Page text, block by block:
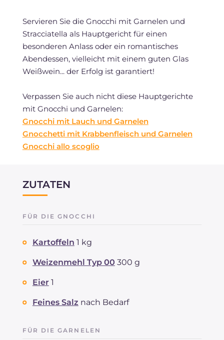
Servieren Sie die Gnocchi mit Garnelen und
Stracciatella als Hauptgericht für einen
besonderen Anlass oder ein romantisches
Abendessen, vielleicht mit einem guten Glas
Weißwein... der Erfolg ist garantiert!
Verpassen Sie auch nicht diese Hauptgerichte
mit Gnocchi und Garnelen:
Gnocchi mit Lauch und Garnelen
Gnocchetti mit Krabbenfleisch und Garnelen
Gnocchi allo scoglio
ZUTATEN
FÜR DIE GNOCCHI
Kartoffeln 1 kg
Weizenmehl Typ 00 300 g
Eier 1
Feines Salz nach Bedarf
FÜR DIE GARNELEN